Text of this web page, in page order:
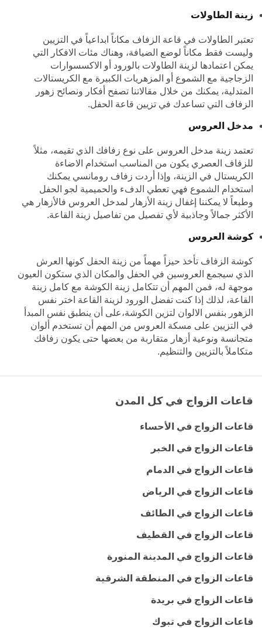
زينة الطاولات
تعتبر الطاولات في قاعة الزفاف مكاناً ابداعياً في التزيين
وليست فقط مكاناً لوضع الضيافة، وهناك مئات الافكار التي
يمكن اعتمادها لزينة الطاولات بالورود أو الاكسسوارات
الزجاجية مع الشموع أو المزهريات الكبيرة مع الكريستالات
المتدلية، يمكنك من خلال مقالاتنا تصفح أفكار ونصائح زهور
الزفاف التي تساعدك في تزيين قاعة الحفل.
مدخل العروس
تعتمد زينة مدخل العروس على نوع زفافك الذي تقيمه، مثلاً
للزفاف العصري يكون من المناسب استخدام الاضاءة
الكريستال في الزينة، وإذا أردت زفاف رومانسي يمكنك
استخدام الشموع فهي تعطي الدفء والحميمية لجو الحفل
وطبعاً لا يمكننا إغفال زينة الأزهار لمدخل العروس فالأزهار هي
الأكثر جمالاً وجاذبية لأي تفصيل من تفاصيل زينة القاعة.
كوشة العروس
كوشة الزفاف تأخذ حيزاً مهماً من زينة الحفل كونها العرش
الذي سيجمع العروسين في الحفل والمكان الذي ستكون العيون
موجهة له، فمن المهم أن تتكامل زينة الكوشة مع كامل زينة
القاعة، لذلك إذا كنت تفضل الورود لزينة القاعة اختر نفس
الزهور بنفس الالوان لتزين الكوشة،على أن ينطبق نفس المبدأ
في التزيين على مسكة العروس من المهم أن تستخدم ألوان
متجانسة ونوعية أزهار متقاربة من بعضها حتى يكون زفافك
متكاملاً بالتزيين والتنظيم.
قاعات الزواج في كل المدن
قاعات الزواج في الأحساء
قاعات الزواج في الخبر
قاعات الزواج في الدمام
قاعات الزواج في الرياض
قاعات الزواج في الطائف
قاعات الزواج في القطيف
قاعات الزواج في المدينة المنورة
قاعات الزواج في المنطقة الشرقية
قاعات الزواج في بريدة
قاعات الزواج في تبوك